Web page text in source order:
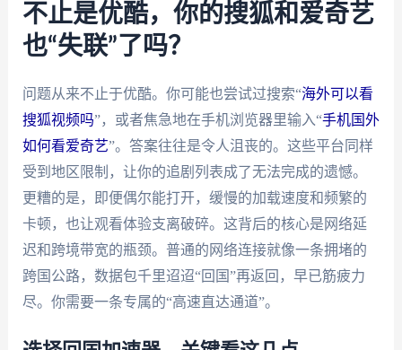
不止是优酷，你的搜狐和爱奇艺
也“失联”了吗？
问题从来不止于优酷。你可能也尝试过搜索“海外可以看
搜狐视频吗”，或者焦急地在手机浏览器里输入“手机国外
如何看爱奇艺”。答案往往是令人沮丧的。这些平台同样
受到地区限制，让你的追剧列表成了无法完成的遗憾。
更糟的是，即便偶尔能打开，缓慢的加载速度和频繁的
卡顿，也让观看体验支离破碎。这背后的核心是网络延
迟和跨境带宽的瓶颈。普通的网络连接就像一条拥堵的
跨国公路，数据包千里迢迢“回国”再返回，早已筋疲力
尽。你需要一条专属的“高速直达通道”。